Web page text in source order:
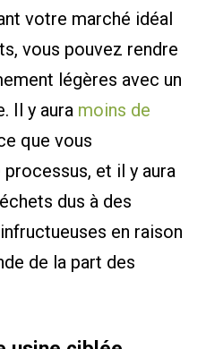
votre marché idéal
vous pouvez rendre
légères avec un
Il y aura moins de
que vous
et il y aura
dus à des
en raison
de la part des